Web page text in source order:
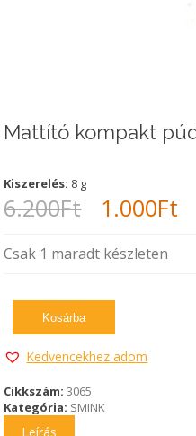
Mattító kompakt
Kiszerelés: 8 g
6.200Ft
Original
price
6.200Ft.
1.000Ft
Csak 1 maradt készleten
Kosárba
Kedvencekhez adom
Cikkszám:3065
Kategória: SMINK
Leírás